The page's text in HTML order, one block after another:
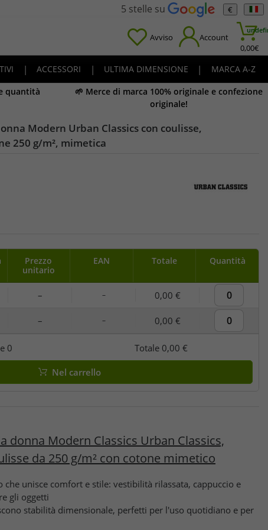
5 stelle su €
Avviso Account
0,00€
| ACCESSORI | ULTIMA DIMENSIONE |
MARCA A-Z
quantità
🌱 Merce di marca 100% originale e confezione
originale!
Modern Urban Classics con coulisse,
250 g/m², mimetica
Prezzo
unitario
EAN Totale Quantità
– – 0,00 €
– – 0,00 €
0 Totale 0,00 €
Nel carrello
donna Modern Classics Urban Classics,
da 250 g/m² con cotone mimetico
che unisce comfort e stile: vestibilità rilassata, cappuccio e
gli oggetti
stabilità dimensionale, perfetti per l'uso quotidiano e per